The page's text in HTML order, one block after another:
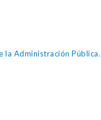
la Administración Pública.